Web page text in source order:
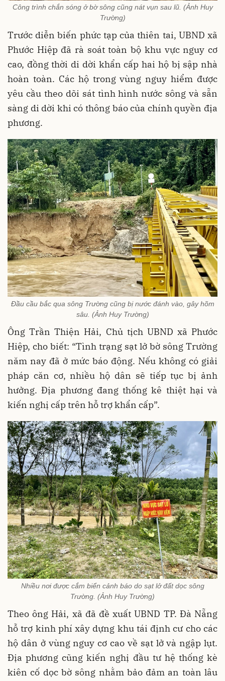
Công trình chắn sóng ở bờ sông cũng nát vụn sau lũ. (Ảnh Huy
Trường)
Trước diễn biến phức tạp của thiên tai, UBND xã
Phước Hiệp đã rà soát toàn bộ khu vực nguy cơ
cao, đồng thời di dời khẩn cấp hai hộ bị sập nhà
hoàn toàn. Các hộ trong vùng nguy hiểm được
yêu cầu theo dõi sát tình hình nước sông và sẵn
sàng di dời khi có thông báo của chính quyền địa
phương.
Đầu cầu bắc qua sông Trường cũng bị nước đánh vào, gây hõm
sâu. (Ảnh Huy Trường)
Ông Trần Thiện Hải, Chủ tịch UBND xã Phước
Hiệp, cho biết: “Tình trạng sạt lở bờ sông Trường
năm nay đã ở mức báo động. Nếu không có giải
pháp căn cơ, nhiều hộ dân sẽ tiếp tục bị ảnh
hưởng. Địa phương đang thống kê thiệt hại và
kiến nghị cấp trên hỗ trợ khẩn cấp”.
Nhiều nơi được cắm biển cảnh báo do sạt lở đất dọc sông
Trường. (Ảnh Huy Trường)
Theo ông Hải, xã đã đề xuất UBND TP. Đà Nẵng
hỗ trợ kinh phí xây dựng khu tái định cư cho các
hộ dân ở vùng nguy cơ cao về sạt lở và ngập lụt.
Địa phương cũng kiến nghị đầu tư hệ thống kè
kiên cố dọc bờ sông nhằm bảo đảm an toàn lâu